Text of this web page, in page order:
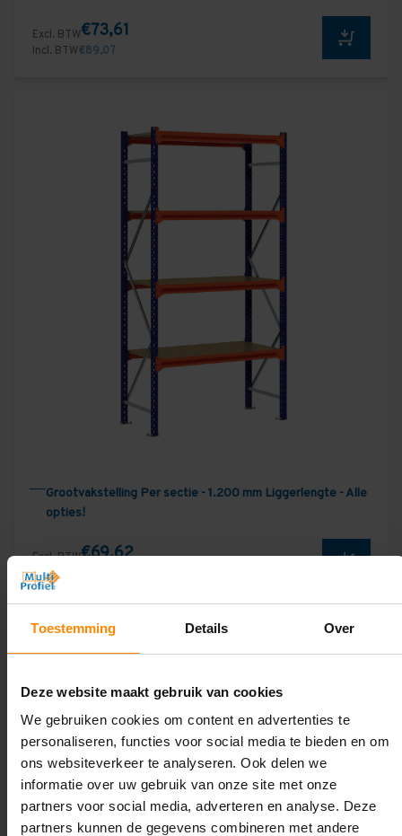
Toestemming Details Over
Deze website maakt gebruik van cookies
We gebruiken cookies om content en advertenties te
personaliseren, functies voor social media te bieden en om
ons websiteverkeer te analyseren. Ook delen we
informatie over uw gebruik van onze site met onze
partners voor social media, adverteren en analyse. Deze
partners kunnen de gegevens combineren met andere
Excl. BTW€73,61
Incl. BTW€89,07
Grootvakstelling Per sectie - 1.200 mm Liggerlengte - Alle
opties!
Excl. BTW€69,62
Incl. BTW